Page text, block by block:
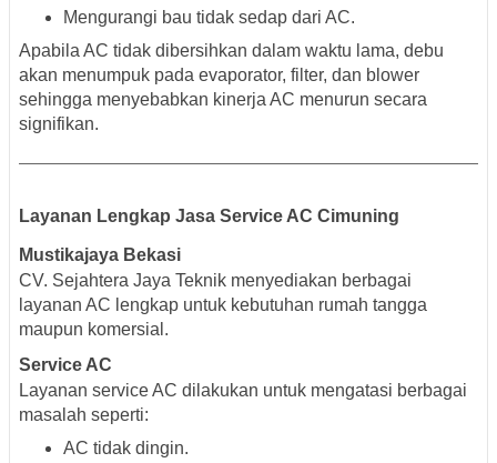
Mengurangi bau tidak sedap dari AC.
Apabila AC tidak dibersihkan dalam waktu lama, debu
akan menumpuk pada evaporator, filter, dan blower
sehingga menyebabkan kinerja AC menurun secara
signifikan.
Layanan Lengkap Jasa Service AC Cimuning
Mustikajaya Bekasi
CV. Sejahtera Jaya Teknik menyediakan berbagai
layanan AC lengkap untuk kebutuhan rumah tangga
maupun komersial.
Service AC
Layanan service AC dilakukan untuk mengatasi berbagai
masalah seperti:
AC tidak dingin.